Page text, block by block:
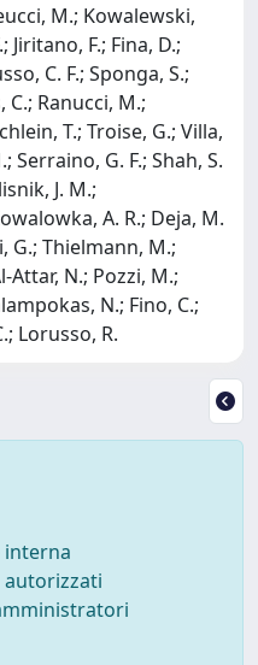
M.; Kowalewski,
Jiritano, F.; Fina, D.;
C. F.; Sponga, S.;
Ranucci, M.;
T.; Troise, G.; Villa,
Serraino, G. F.; Shah, S.
J. M.;
A. R.; Deja, M.
G.; Thielmann, M.;
Attar, N.; Pozzi, M.;
N.; Fino, C.;
Lorusso, R.
interna